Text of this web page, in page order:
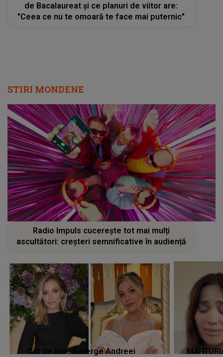
de Bacalaureat și ce planuri de viitor are:
"Ceea ce nu te omoară te face mai puternic"
STIRI MONDENE
Radio Impuls cucerește tot mai mulți
ascultători: creșteri semnificative în audiență
Cât de bine îi merge Andreei